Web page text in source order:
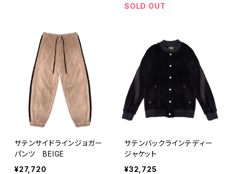
SOLD OUT
サテンサイドラインジョガー
パンツ BEIGE
¥27,720
サテンバックラインテディー
ジャケット
¥32,725